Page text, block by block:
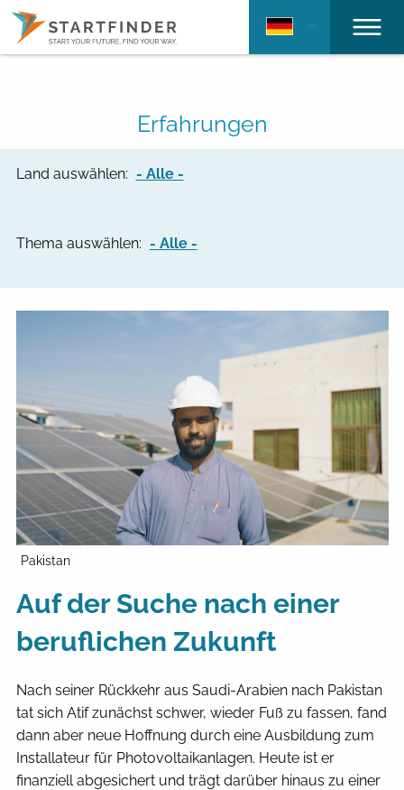
Erfahrungen
Land auswählen: - Alle -
Thema auswählen: - Alle -
Pakistan
Auf der Suche nach einer
beruflichen Zukunft
Nach seiner Rückkehr aus Saudi-Arabien nach Pakistan
tat sich Atif zunächst schwer, wieder Fuß zu fassen, fand
dann aber neue Hoffnung durch eine Ausbildung zum
Installateur für Photovoltaikanlagen. Heute ist er
finanziell abgesichert und trägt darüber hinaus zu einer